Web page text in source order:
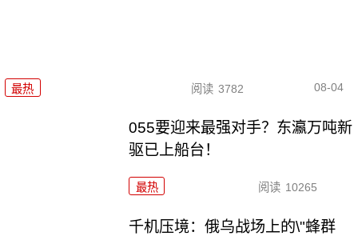
最热 阅读 3782 08-04
055要迎来最强对手？东瀛万吨新
驱已上船台！
最热 阅读 10265
千机压境：俄乌战场上的\"蜂群